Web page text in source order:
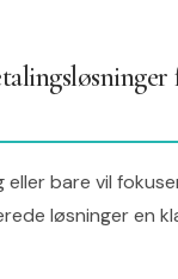
eller bare vil
løsninger en